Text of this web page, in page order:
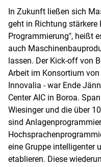
In Zukunft ließen sich
geht in Richtung
Programmierung", heißt
auch
lassen. Der Kick-off von
Arbeit im Konsortium
Innovalia - war Ende
Center AIC in Boroa.
Wiesinger und die über
sind
eine Gruppe intelligenter
etablieren. Diese